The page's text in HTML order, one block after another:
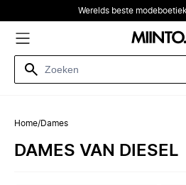
Werelds beste
Home/Dames
DAMES VAN DIESEL